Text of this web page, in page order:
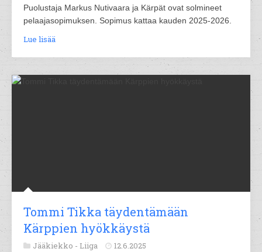
Puolustaja Markus Nutivaara ja Kärpät ovat solmineet
pelaajasopimuksen. Sopimus kattaa kauden 2025-2026.
Lue lisää
Tommi Tikka täydentämään
Kärppien hyökkäystä
Jääkiekko - Liiga 12.6.2025